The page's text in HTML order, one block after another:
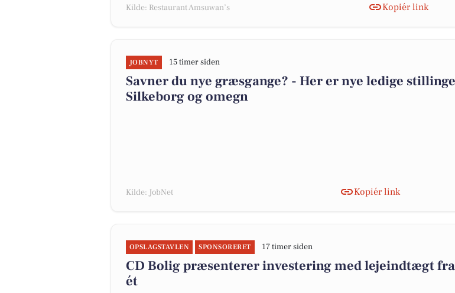
Kilde: Restaurant Amsuwan’s Kopiér link
JOBNYT 15 timer siden
Savner du nye græsgange? - Her er nye ledige
Silkeborg og omegn
Kilde: JobNet Kopiér link
OPSLAGSTAVLEN SPONSORERET 17 timer siden
CD Bolig præsenterer investering med lejeindtægt
ét